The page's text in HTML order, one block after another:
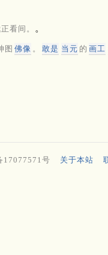
看间。
。
图 佛像 。 敢是 当元 的 画工
17077571号 关于本站